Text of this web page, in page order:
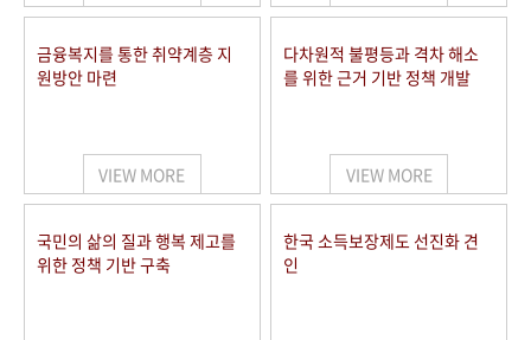
금융복지를 통한 취약계층 지
원방안 마련
VIEW MORE
다차원적 불평등과 격차 해소
를 위한 근거 기반 정책 개발
VIEW MORE
국민의 삶의 질과 행복 제고를
위한 정책 기반 구축
한국 소득보장제도 선진화 견
인